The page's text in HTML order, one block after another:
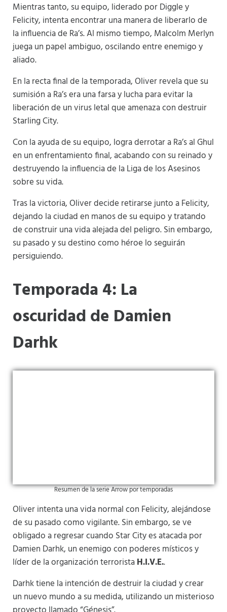
Mientras tanto, su equipo, liderado por Diggle y
Felicity, intenta encontrar una manera de liberarlo de
la influencia de Ra’s. Al mismo tiempo, Malcolm Merlyn
juega un papel ambiguo, oscilando entre enemigo y
aliado.
En la recta final de la temporada, Oliver revela que su
sumisión a Ra’s era una farsa y lucha para evitar la
liberación de un virus letal que amenaza con destruir
Starling City.
Con la ayuda de su equipo, logra derrotar a Ra’s al Ghul
en un enfrentamiento final, acabando con su reinado y
destruyendo la influencia de la Liga de los Asesinos
sobre su vida.
Tras la victoria, Oliver decide retirarse junto a Felicity,
dejando la ciudad en manos de su equipo y tratando
de construir una vida alejada del peligro. Sin embargo,
su pasado y su destino como héroe lo seguirán
persiguiendo.
Temporada 4: La
oscuridad de Damien
Darhk
Resumen de la serie Arrow por temporadas
Oliver intenta una vida normal con Felicity, alejándose
de su pasado como vigilante. Sin embargo, se ve
obligado a regresar cuando Star City es atacada por
Damien Darhk, un enemigo con poderes místicos y
líder de la organización terroristaH.I.V.E..
Darhk tiene la intención de destruir la ciudad y crear
un nuevo mundo a su medida, utilizando un misterioso